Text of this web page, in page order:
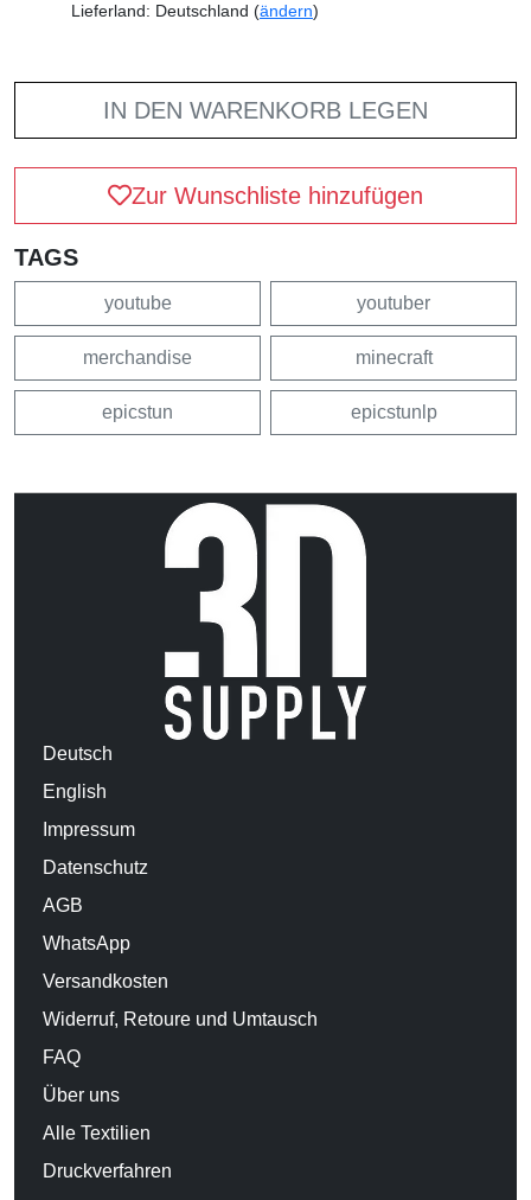
Lieferland: Deutschland (ändern)
IN DEN WARENKORB LEGEN
Zur Wunschliste hinzufügen
TAGS
youtube youtuber
merchandise minecraft
epicstun epicstunlp
Deutsch
English
Impressum
Datenschutz
AGB
WhatsApp
Versandkosten
Widerruf, Retoure und Umtausch
FAQ
Über uns
Alle Textilien
Druckverfahren